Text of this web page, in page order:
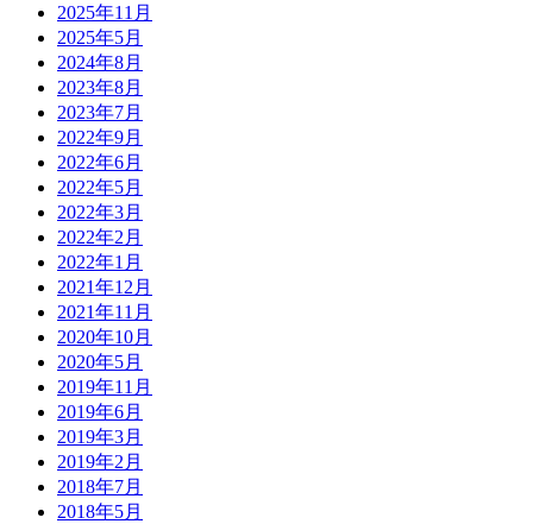
2025年11月
2025年5月
2024年8月
2023年8月
2023年7月
2022年9月
2022年6月
2022年5月
2022年3月
2022年2月
2022年1月
2021年12月
2021年11月
2020年10月
2020年5月
2019年11月
2019年6月
2019年3月
2019年2月
2018年7月
2018年5月